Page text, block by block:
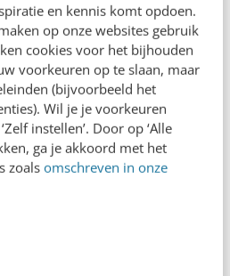
en kennis komt opdoen.
op onze websites gebruik
cookies voor het bijhouden
voorkeuren op te slaan, maar
(bijvoorbeeld het
Wil je je voorkeuren
instellen’. Door op ‘Alle
ga je akkoord met het
zoals omschreven in onze
het onderwijs